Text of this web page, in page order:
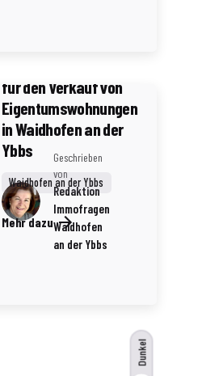
Dunkel
Geschrieben
von
Redaktion
Immofragen
Waidhofen
an der Ybbs
für den Verkauf von
Eigentumswohnungen
in Waidhofen an der
Ybbs
Waidhofen an der Ybbs
Mehr dazu